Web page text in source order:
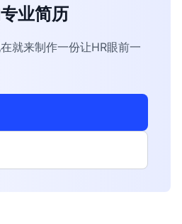
业简历
就来制作一份让HR眼前一